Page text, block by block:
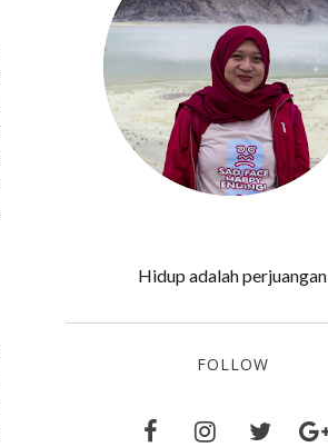
Hidup adalah perjuangan
FOLLOW